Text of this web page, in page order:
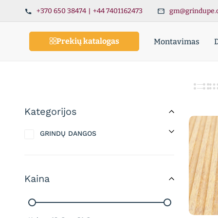
+370 650 38474 | +44 7401162473
Prekių katalogas Montavimas
Kategorijos
GRINDŲ DANGOS
Kaina